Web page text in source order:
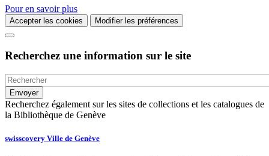
Pour en savoir plus
Accepter les cookies Modifier les préférences
Recherchez une information sur le site
Recherchez également sur les sites de collections et les catalogues de
la Bibliothèque de Genève
swisscovery Ville de Genève